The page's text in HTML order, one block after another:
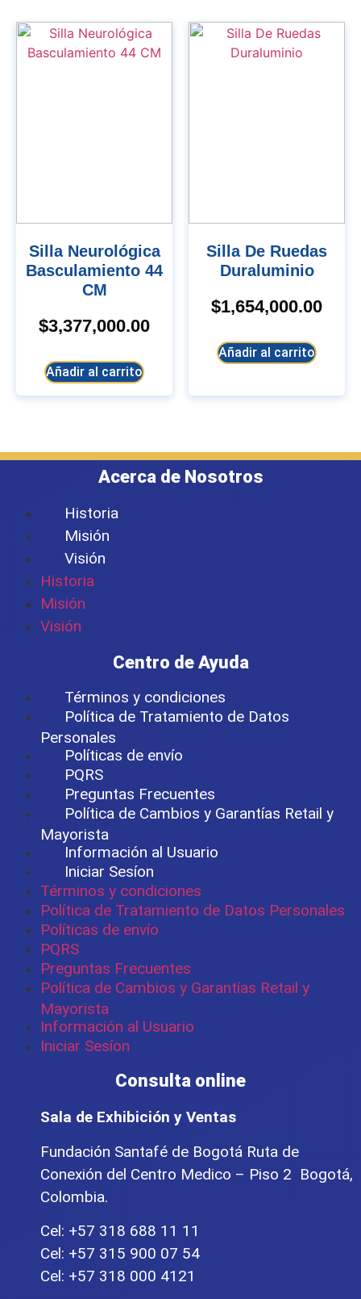
Silla Neurológica
Basculamiento 44
CM
$3,377,000.00
Añadir al carrito
Silla De Ruedas
Duraluminio
$1,654,000.00
Añadir al carrito
Acerca de Nosotros
Historia
Misión
Visión
Historia
Misión
Visión
Centro de Ayuda
Términos y condiciones
Política de Tratamiento de Datos
Personales
Políticas de envío
PQRS
Preguntas Frecuentes
Política de Cambios y Garantías Retail y
Mayorista
Información al Usuario
Iniciar Sesíon
Términos y condiciones
Política de Tratamiento de Datos Personales
Políticas de envío
PQRS
Preguntas Frecuentes
Política de Cambios y Garantías Retail y
Mayorista
Información al Usuario
Iniciar Sesíon
Consulta online
Sala de Exhibición y Ventas
Fundación Santafé de Bogotá Ruta de
Conexión del Centro Medico – Piso 2 Bogotá,
Colombia.
Cel: +57 318 688 11 11
Cel: +57 315 900 07 54
Cel: +57 318 000 4121